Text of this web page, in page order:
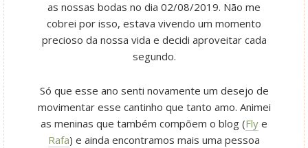
as nossas bodas no dia 02/08/2019. Não me
cobrei por isso, estava vivendo um momento
precioso da nossa vida e decidi aproveitar cada
segundo.
Só que esse ano senti novamente um desejo de
movimentar esse cantinho que tanto amo. Animei
as meninas que também compõem o blog (Fly e
Rafa) e ainda encontramos mais uma pessoa